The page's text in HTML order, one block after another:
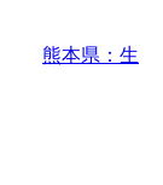
熊本県：生